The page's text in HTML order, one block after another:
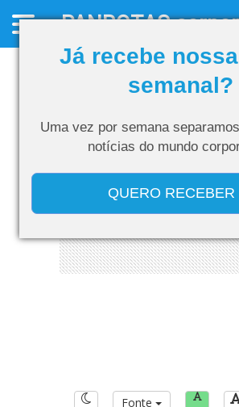
Já recebe
semanal?
Uma vez por semana
notícias do mundo
QUERO
PANROTAS
Fonte